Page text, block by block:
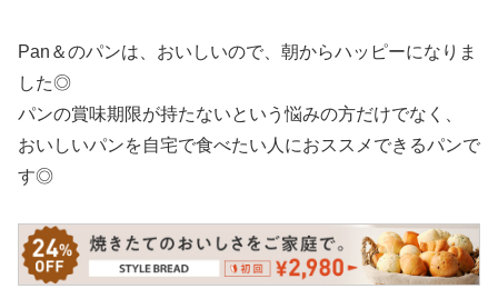
Pan＆のパンは、おいしいので、朝からハッピーになりま
した◎
パンの賞味期限が持たないという悩みの方だけでなく、
おいしいパンを自宅で食べたい人におススメできるパンで
す◎